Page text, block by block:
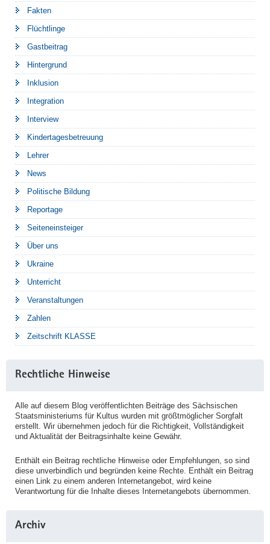
Fakten
Flüchtlinge
Gastbeitrag
Hintergrund
Inklusion
Integration
Interview
Kindertagesbetreuung
Lehrer
News
Politische Bildung
Reportage
Seiteneinsteiger
Über uns
Ukraine
Unterricht
Veranstaltungen
Zahlen
Zeitschrift KLASSE
Rechtliche Hinweise
Alle auf diesem Blog veröffentlichten Beiträge des Sächsischen
Staatsministeriums für Kultus wurden mit größtmöglicher Sorgfalt
erstellt. Wir übernehmen jedoch für die Richtigkeit, Vollständigkeit
und Aktualität der Beitragsinhalte keine Gewähr.
Enthält ein Beitrag rechtliche Hinweise oder Empfehlungen, so sind
diese unverbindlich und begründen keine Rechte. Enthält ein Beitrag
einen Link zu einem anderen Internetangebot, wird keine
Verantwortung für die Inhalte dieses Internetangebots übernommen.
Archiv